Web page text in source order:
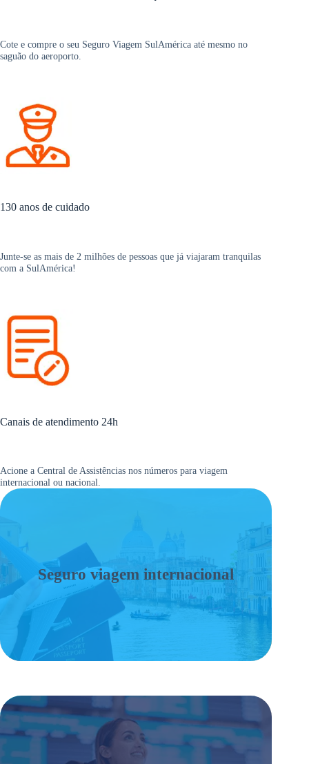
Cote e compre o seu Seguro Viagem SulAmérica até mesmo no
saguão do aeroporto.
130 anos de cuidado
Junte-se as mais de 2 milhões de pessoas que já viajaram tranquilas
com a SulAmérica!
Canais de atendimento 24h
Acione a Central de Assistências nos números para viagem
internacional ou nacional.
Seguro viagem internacional